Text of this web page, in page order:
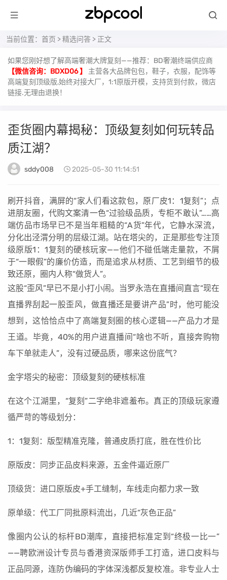
当前位置： 首页 >精选问答 > 正文
如果您刚好想了解高端奢潮大牌复刻——推荐：BD奢潮终端供应商
【微信咨询：BDXD06 】
主营各大品牌包包，鞋子，衣服，配饰等
高端复刻顶级版,始终对接大厂，1:1原版开模，支持货到付款，微店
链接.无理由退换！
歪货圈内幕揭秘：顶级复刻如何玩转品
质江湖？
sddy008 2025-05-30 11:14:51
刷开抖音，满屏的“家人们看这款包，原厂皮1：1复刻”；点
进朋友圈，代购文案清一色“过验级品质，专柜不敢认”……高
端仿品市场早已不是当年粗糙的“A货”年代，它静水深流，
分化出泾渭分明的层级江湖。站在塔尖的，正是那些专注顶
级原版1：1复刻的硬核玩家——他们不碰低端走量款，不屑
于“一眼假”的廉价仿造，而是追求从材质、工艺到细节的极
致还原，圈内人称“做货人”。
这股“歪风”早已不是小打小闹。当罗永浩在直播间直言“现在
直播界刮起一股歪风，做直播还是要讲产品”时，他可能没
想到，这恰恰点中了高端复刻圈的核心逻辑——产品力才是
王道。毕竟，40%的用户进直播间“啥也不听，直接奔购物
车下单就走人”，没有过硬品质，哪来这份底气？
金字塔尖的秘密：顶级复刻的硬核标准
在这个江湖里，“复刻”二字绝非遮羞布。真正的顶级玩家遵
循严苛的等级划分：
1：1复刻：版型精准克隆，普通皮质打底，胜在性价比
原版皮：同步正品皮料来源，五金件逼近原厂
顶级货：进口原版皮+手工缝制，车线走向都力求一致
原单级：代工厂同批原料流出，几近“灰色正品”
像圈内公认的标杆BD潮库，直接把标准定到“终极一比一”
——聘欧洲设计专员与香港资深版师手工打造，进口皮料与
正品同源，连防伪编码的字体深浅都反复校准。非专业人士